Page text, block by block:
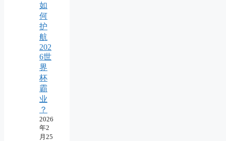
如
何
护
航
202
6世
界
杯
霸
业
？
2026
年2
月25